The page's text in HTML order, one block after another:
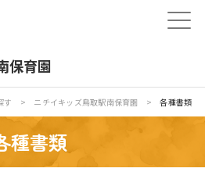
保育園
こと
す > ニチイキッズ鳥取駅南保育園 > 各種書類
種書類